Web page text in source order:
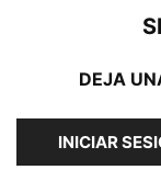
DEJA
INICIAR